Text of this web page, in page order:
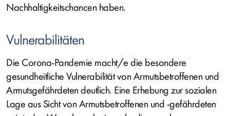
Nachhaltigkeitschancen haben.
Vulnerabilitäten
Die Corona-Pandemie macht/e die besondere
gesundheitliche Vulnerabilität von Armutsbetroffenen und
Armutsgefährdeten deutlich. Eine Erhebung zur sozialen
Lage aus Sicht von Armutsbetroffenen und -gefährdeten